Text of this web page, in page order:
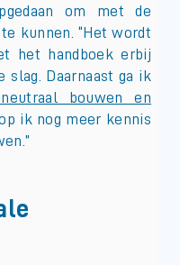
om met de
kunnen. “Het wordt
het handboek erbij
slag. Daarnaast ga ik
bouwen en
ik nog meer kennis